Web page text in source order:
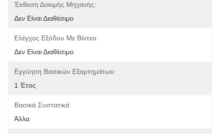
Έκθεση Δοκιμής Μηχανής:
Δεν Είναι Διαθέσιμο
Ελέγχος Εξόδου Με Βίντεο:
Δεν Είναι Διαθέσιμο
Εγγύηση Βασικών Εξαρτημάτων:
1 Έτος
Βασικά Συστατικά:
Άλλα